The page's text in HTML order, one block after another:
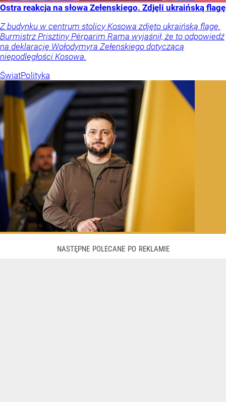
Ostra reakcja na słowa Zełenskiego. Zdjęli ukraińską flagę
Z budynku w centrum stolicy Kosowa zdjęto ukraińską flagę.
Burmistrz Prisztiny Përparim Rama wyjaśnił, że to odpowiedź
na deklarację Wołodymyra Zełenskiego dotyczącą
niepodległości Kosowa.
ŚwiatPolityka